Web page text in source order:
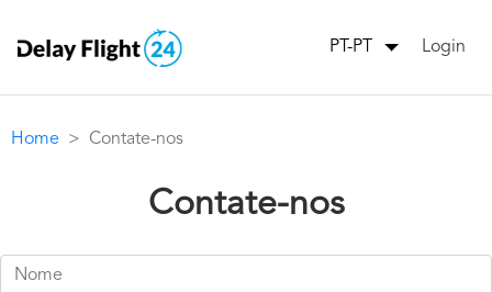
PT-PT Login
Home Contate-nos
Contate-nos